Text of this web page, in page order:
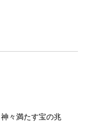
々満たす宝の兆